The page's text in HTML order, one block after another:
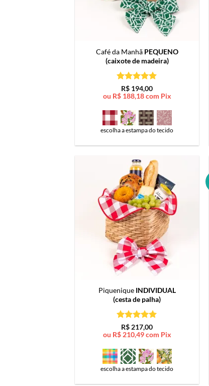
Café da Manhã PEQUENO
(caixote de madeira)
Avaliação5
de 5
R$ 194,00
ou R$188,18com Pix
escolha a estampa do tecido
Piquenique INDIVIDUAL
(cesta de palha)
Avaliação5
de 5
R$ 217,00
ou R$210,49com Pix
escolha a estampa do tecido